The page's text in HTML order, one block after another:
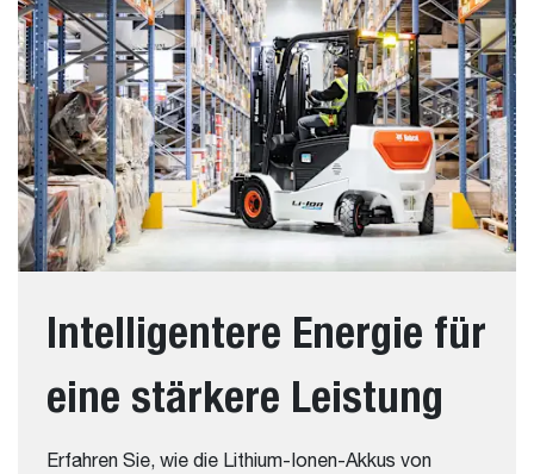
Intelligentere Energie für
eine stärkere Leistung
Erfahren Sie, wie die Lithium-Ionen-Akkus von